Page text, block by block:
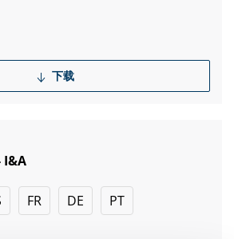
下载
I&A
FR DE PT